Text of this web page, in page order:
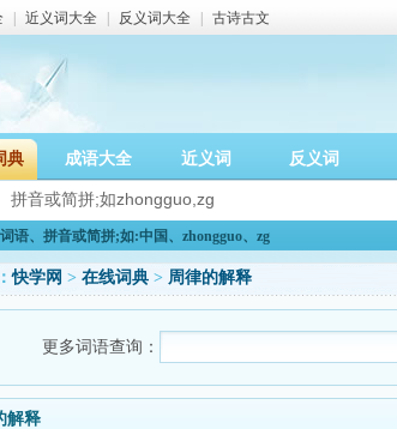
近义词大全 反义词大全 古诗古文
典 成语大全 近义词 反义词
语、拼音或简拼;如:中国、zhongguo、zg
快学网 > 在线词典 > 周律的解释
更多词语查询：
解释